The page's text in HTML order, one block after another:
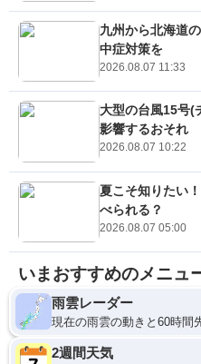
九州から北海道
中症対策を
2026.08.07 11:33
大型の台風15号
影響するおそれ
2026.08.07 10:22
夏こそ知りたい
べられる？
2026.08.07 05:00
いまおすすめのメニュ
雨雲レーダー
現在の雨雲の動きと60時間
2週間天気